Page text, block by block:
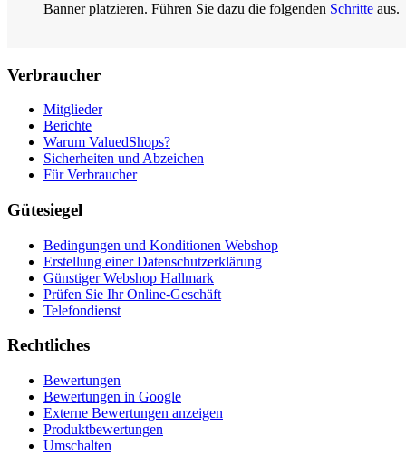
Banner platzieren. Führen Sie dazu die folgenden Schritte aus.
Verbraucher
Mitglieder
Berichte
Warum ValuedShops?
Sicherheiten und Abzeichen
Für Verbraucher
Gütesiegel
Bedingungen und Konditionen Webshop
Erstellung einer Datenschutzerklärung
Günstiger Webshop Hallmark
Prüfen Sie Ihr Online-Geschäft
Telefondienst
Rechtliches
Bewertungen
Bewertungen in Google
Externe Bewertungen anzeigen
Produktbewertungen
Umschalten